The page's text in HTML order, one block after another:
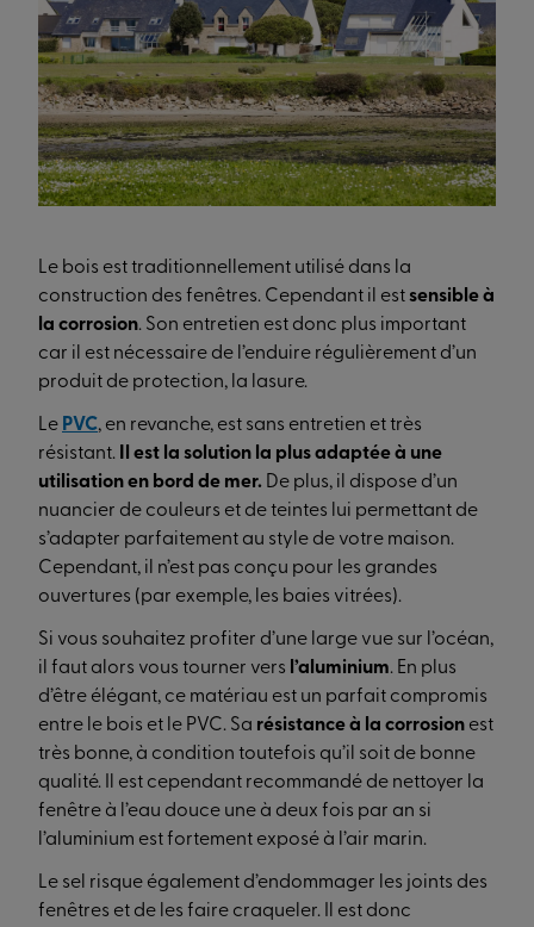
Le bois est traditionnellement utilisé dans la
construction des fenêtres. Cependant il estsensible à
la corrosion. Son entretien est donc plus important
car il est nécessaire de l’enduire régulièrement d’un
produit de protection, la lasure.
Le PVC, en revanche, est sans entretien et très
résistant.
Il est la solution la plus adaptée à une
utilisation en bord de mer. De plus, il dispose d’un
nuancier de couleurs et de teintes lui permettant de
s’adapter parfaitement au style de votre maison.
Cependant, il n’est pas conçu pour les grandes
ouvertures (par exemple, les baies vitrées).
Si vous souhaitez profiter d’une large vue sur l’océan,
il faut alors vous tourner vers l’aluminium. En plus
d’être élégant, ce matériau est un parfait compromis
entre le bois et le PVC. Sa résistance à la corrosion est
très bonne, à condition toutefois qu’il soit de bonne
qualité. Il est cependant recommandé de nettoyer la
fenêtre à l’eau douce une à deux fois par an si
l’aluminium est fortement exposé à l’air marin.
Le sel risque également d’endommager les joints des
fenêtres et de les faire craqueler. Il est donc